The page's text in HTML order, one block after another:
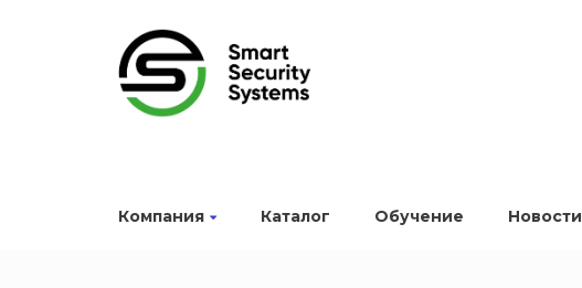
Компания Каталог Обучение Новости